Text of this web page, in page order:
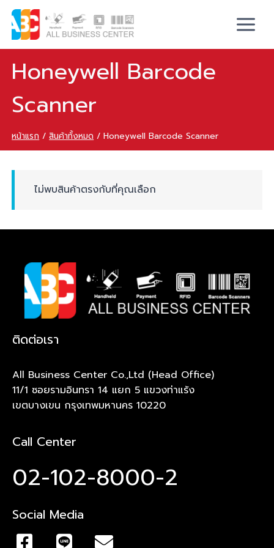
Honeywell Barcode
Scanner
หน้าแรก / สินค้าทั้งหมด / Honeywell Barcode Scanner
ไม่พบสินค้าตรงกับที่คุณเลือก
ติดต่อเรา
All Business Center Co.,Ltd (Head Office)
11/1 ซอยรามอินทรา 14 แยก 5 แขวงท่าแร้ง
เขตบางเขน กรุงเทพมหานคร 10220
Call Center
02-102-8000-2
Social Media